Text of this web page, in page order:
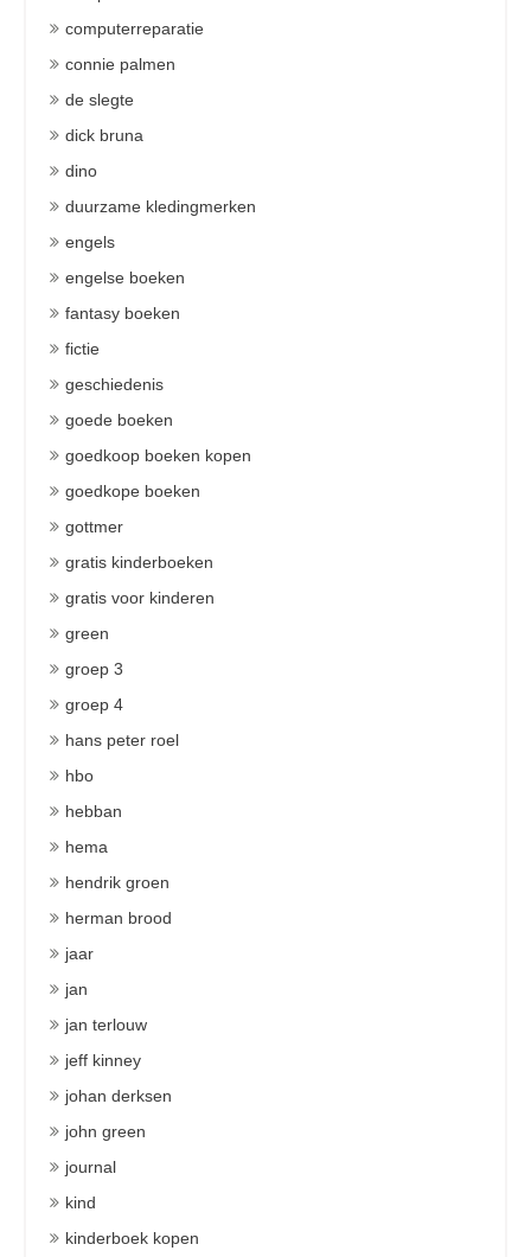
computerreparatie
connie palmen
de slegte
dick bruna
dino
duurzame kledingmerken
engels
engelse boeken
fantasy boeken
fictie
geschiedenis
goede boeken
goedkoop boeken kopen
goedkope boeken
gottmer
gratis kinderboeken
gratis voor kinderen
green
groep 3
groep 4
hans peter roel
hbo
hebban
hema
hendrik groen
herman brood
jaar
jan
jan terlouw
jeff kinney
johan derksen
john green
journal
kind
kinderboek kopen